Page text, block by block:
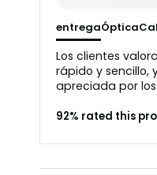
entregaÓptica
Los clientes
rápido y sencillo,
apreciada por
92% rated this